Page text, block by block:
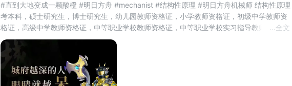
#直到大地变成一颗酸橙 #明日方舟 #mechanist #结构性原理 #明日方舟机械师 结构性原理
考本科，硕士研究生，博士研究生，幼儿园教师资格证，小学教师资格证，初级中学教师资
格证，高级中学教师资格证，中等职业学校教师资格证，中等职业学校实习指导教师资格
证，高等学校教师资格证，法律职业资格证，医师资格证，护士执业证，执业药师证，健康
管理师证，社会工作者证，注册会计师(CPA)，初级会计职称，中
全文